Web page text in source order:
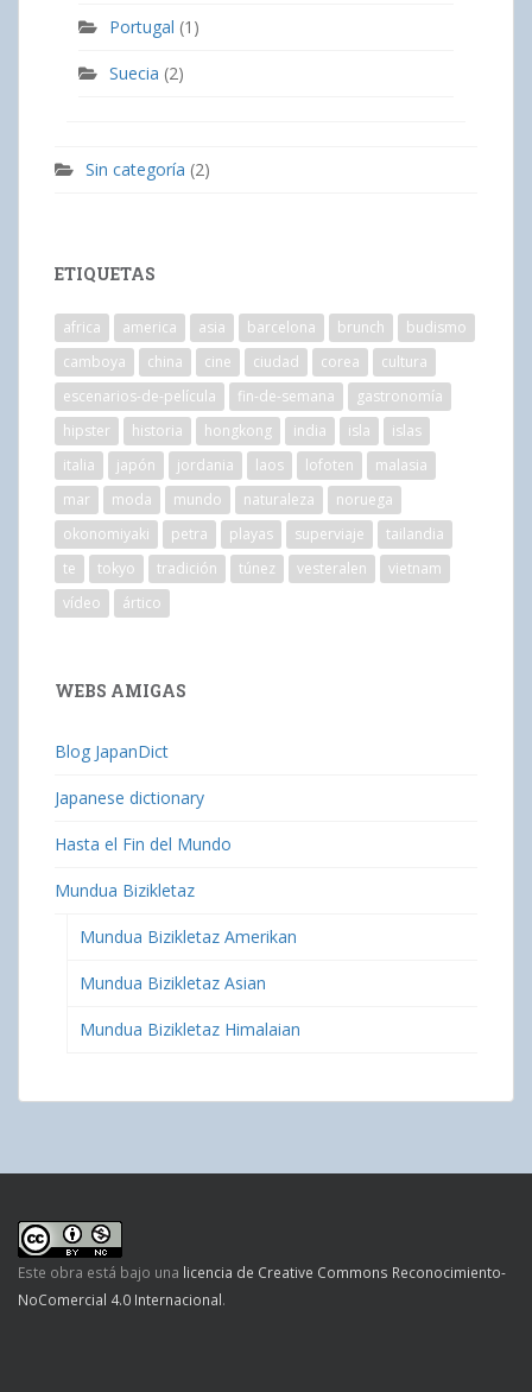
Portugal (1)
Suecia (2)
Sin categoría (2)
ETIQUETAS
africa america asia barcelona brunch
budismo
camboya
china cine ciudad corea
cultura
escenarios-de-película
fin-de-semana
gastronomía
hipster
historia hongkong india isla
islas
italia
japón jordania laos lofoten
malasia
mar
moda mundo naturaleza
noruega
okonomiyaki
petra playas superviaje
tailandia
te
tokyo tradición túnez vesteralen
vietnam
vídeo
ártico
WEBS AMIGAS
Blog JapanDict
Japanese dictionary
Hasta el Fin del Mundo
Mundua Bizikletaz
Mundua Bizikletaz Amerikan
Mundua Bizikletaz Asian
Mundua Bizikletaz Himalaian
Este obra está bajo una licencia de Creative Commons Reconocimiento-
NoComercial 4.0 Internacional.